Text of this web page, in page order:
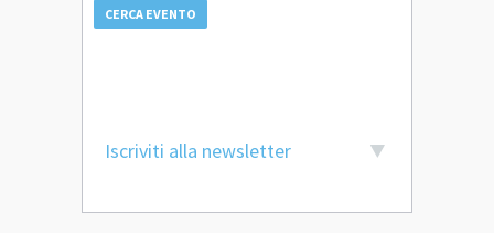
CERCA EVENTO
Iscriviti alla newsletter